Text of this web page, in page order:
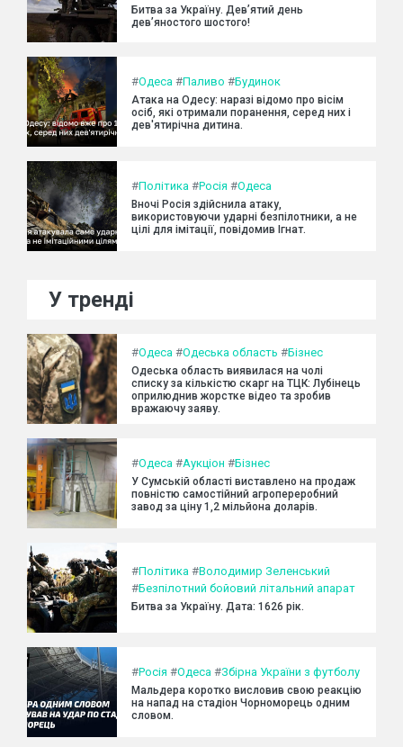
Битва за Україну. Дев’ятий день
дев’яностого шостого!
#Одеса #Паливо #Будинок
Атака на Одесу: наразі відомо про вісім
осіб, які отримали поранення, серед них і
дев'ятирічна дитина.
#Політика #Росія #Одеса
Вночі Росія здійснила атаку,
використовуючи ударні безпілотники, а не
цілі для імітації, повідомив Ігнат.
У тренді
#Одеса #Одеська область #Бізнес
Одеська область виявилася на чолі
списку за кількістю скарг на ТЦК: Лубінець
оприлюднив жорстке відео та зробив
вражаючу заяву.
#Одеса #Аукціон #Бізнес
У Сумській області виставлено на продаж
повністю самостійний агропереробний
завод за ціну 1,2 мільйона доларів.
#Політика #Володимир Зеленський
#Безпілотний бойовий літальний апарат
Битва за Україну. Дата: 1626 рік.
#Росія #Одеса #Збірна України з футболу
Мальдера коротко висловив свою реакцію
на напад на стадіон Чорноморець одним
словом.